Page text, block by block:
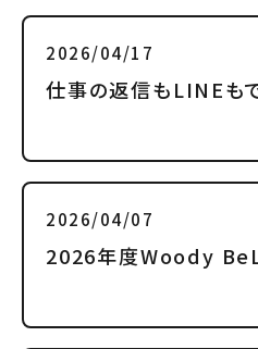
2026/04/17
2026/04/07